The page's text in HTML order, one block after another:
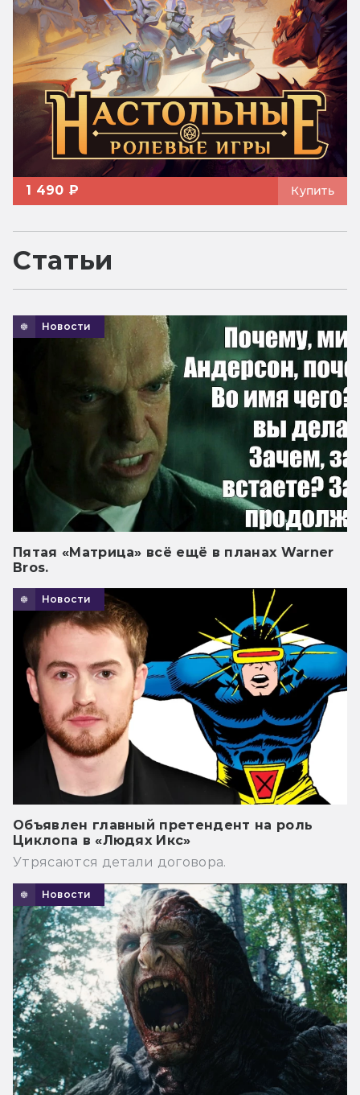
1 490 ₽ Купить
Статьи
Новости
Пятая «Матрица» всё ещё в планах Warner
Bros.
Новости
Объявлен главный претендент на роль
Циклопа в «Людях Икс»
Утрясаются детали договора.
Новости